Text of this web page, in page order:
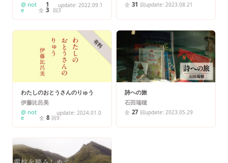
@ not
e 全
1
3 回
update: 2022.09.1
3
全 31 回update: 2023.08.21
有料
わたしのおとうさんのりゅう
伊藤比呂美
@ not
e 全 8 回
update: 2024.01.0
9
詩への旅
石田瑞穂
全 27 回update: 2023.05.29